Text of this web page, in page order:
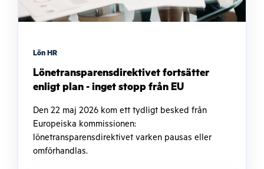
Lön HR
Lönetransparensdirektivet fortsätter
enligt plan - inget stopp från EU
Den 22 maj 2026 kom ett tydligt besked från
Europeiska kommissionen:
lönetransparensdirektivet varken pausas eller
omförhandlas.